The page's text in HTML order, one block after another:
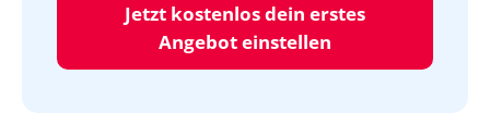
Jetzt kostenlos dein erstes
Angebot einstellen